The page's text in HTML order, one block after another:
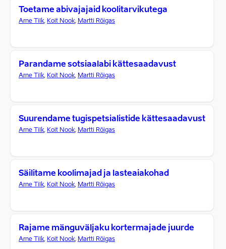
Toetame abivajajaid koolitarvikutega
Arne Tilk, Koit Nook, Martti Rõigas
Parandame sotsiaalabi kättesaadavust
Arne Tilk, Koit Nook, Martti Rõigas
Suurendame tugispetsialistide kättesaadavust
Arne Tilk, Koit Nook, Martti Rõigas
Säilitame koolimajad ja lasteaiakohad
Arne Tilk, Koit Nook, Martti Rõigas
Rajame mänguväljaku kortermajade juurde
Arne Tilk, Koit Nook, Martti Rõigas